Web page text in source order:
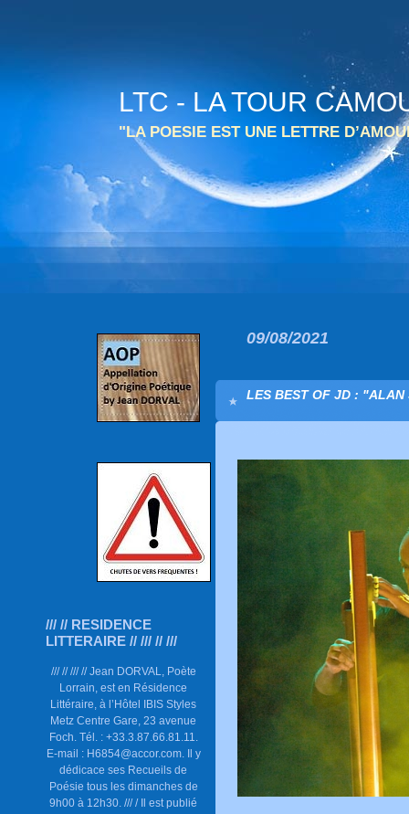
LTC - LA TOUR
"LA POESIE EST UNE LETTRE
/// // RESIDENCE
LITTERAIRE // /// // ///
/// // /// // Jean DORVAL, Poète
Lorrain, est en Résidence
Littéraire, à l’Hôtel IBIS Styles
Metz Centre Gare, 23 avenue
Foch. Tél. : +33.3.87.66.81.11.
E-mail : H6854@accor.com. Il y
dédicace ses Recueils de
Poésie tous les dimanches de
9h00 à 12h30. /// / Il est publié
09/08/2021
LES BEST OF JD : "ALAN